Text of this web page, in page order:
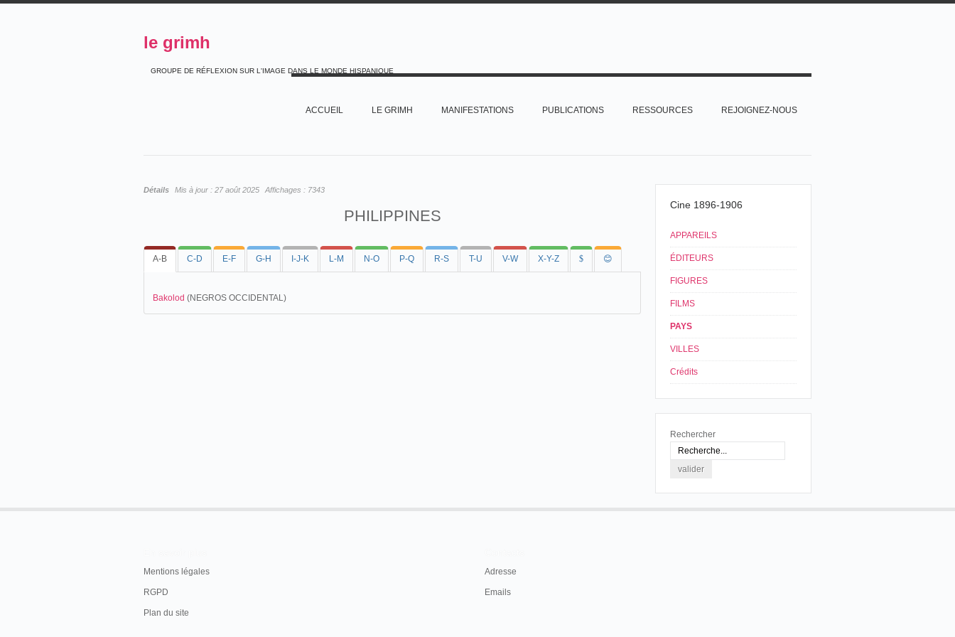
le grimh
GROUPE DE RÉFLEXION SUR L'IMAGE DANS LE MONDE HISPANIQUE
ACCUEIL LE GRIMH MANIFESTATIONS PUBLICATIONS RESSOURCES REJOIGNEZ-NOUS
Détails Mis à jour : 27 août 2025 Affichages : 7343
PHILIPPINES
A-B C-D E-F G-H I-J-K L-M N-O P-Q R-S T-U V-W X-Y-Z $ 😊
Bakolod (NEGROS OCCIDENTAL)
Cine 1896-1906
APPAREILS
ÉDITEURS
FIGURES
FILMS
PAYS
VILLES
Crédits
Rechercher
Mentions légales
RGPD
Plan du site
Adresse
Emails